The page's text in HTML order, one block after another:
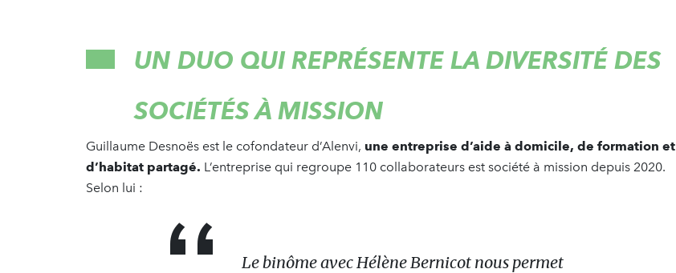
UN DUO QUI REPRÉSENTE LA DIVERSITÉ DES
SOCIÉTÉS À MISSION
Guillaume Desnoës est le cofondateur d’Alenvi, une entreprise d’aide à domicile, de formation et
d’habitat partagé. L’entreprise qui regroupe 110 collaborateurs est société à mission depuis 2020.
Selon lui :
Le binôme avec Hélène Bernicot nous permet